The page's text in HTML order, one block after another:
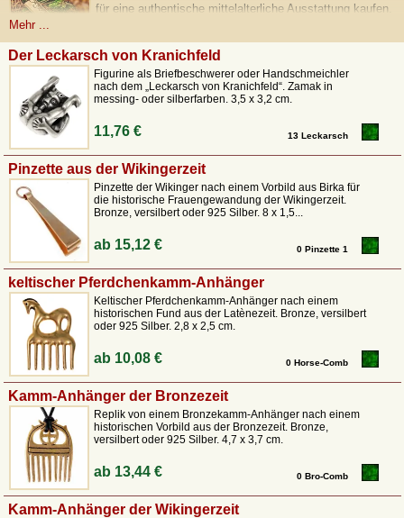
für eine authentische mittelalterliche Ausstattung kaufen.
Mittelalter-Reenactment, wie Repliken von Bronzemesser
und Gabeln oder Zinnlöffel
Vorbildern
aus der Zeit der Römer, Germanen und Wikinger.
Daneben könnt ihr auch edle Trinkgefäße bzw. Becher aus verilbertem
Messing kaufen, die nach historischen Vorbildern aus der Wikingerzeit
und dem Mittelalter gefertigt wurden.
Mehr ...
Der Leckarsch von Kranichfeld
Figurine als Briefbeschwerer oder Handschmeichler
nach dem „Leckarsch von Kranichfeld“. Zamak in
messing- oder silberfarben. 3,5 x 3,2 cm.
11,76 € 13 Leckarsch
Pinzette aus der Wikingerzeit
Pinzette der Wikinger nach einem Vorbild aus Birka für
die historische Frauengewandung der Wikingerzeit.
Bronze, versilbert oder 925 Silber. 8 x 1,5...
ab 15,12 € 0 Pinzette 1
keltischer Pferdchenkamm-Anhänger
Keltischer Pferdchenkamm-Anhänger nach einem
historischen Fund aus der Latènezeit. Bronze, versilbert
oder 925 Silber. 2,8 x 2,5 cm.
ab 10,08 € 0 Horse-Comb
Kamm-Anhänger der Bronzezeit
Replik von einem Bronzekamm-Anhänger nach einem
historischen Vorbild aus der Bronzezeit. Bronze,
versilbert oder 925 Silber. 4,7 x 3,7 cm.
ab 13,44 € 0 Bro-Comb
Kamm-Anhänger der Wikingerzeit